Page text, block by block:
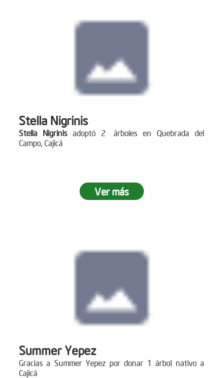
Stella Nigrinis
Stella Nigrinisadoptó 2 árboles en Quebrada del
Campo, Cajicá
Ver más
Summer Yepez
Gracias a Summer Yepez por donar 1 árbol nativo a
Cajicá